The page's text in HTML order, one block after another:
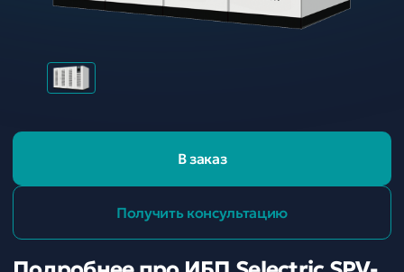
В заказ
Получить консультацию